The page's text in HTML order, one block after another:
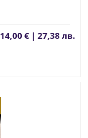
14,00 € | 27,38 лв.